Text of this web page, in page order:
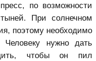
по возможности
При солнечном
поэтому необходимо
Человеку нужно дать
чтобы он пил